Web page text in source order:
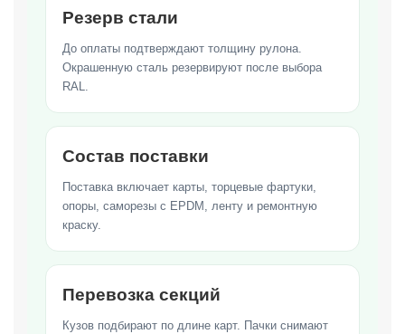
Резерв стали
До оплаты подтверждают толщину рулона.
Окрашенную сталь резервируют после выбора
RAL.
Состав поставки
Поставка включает карты, торцевые фартуки,
опоры, саморезы с EPDM, ленту и ремонтную
краску.
Перевозка секций
Кузов подбирают по длине карт. Пачки снимают